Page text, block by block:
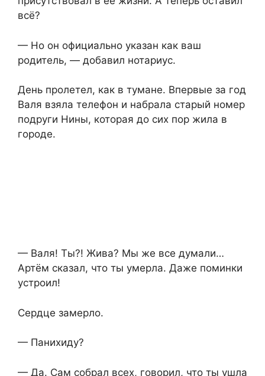
всё?
— Но он официально указан как ваш
родитель, — добавил нотариус.
День пролетел, как в тумане. Впервые за год
Валя взяла телефон и набрала старый номер
подруги Нины, которая до сих пор жила в
городе.
— Валя! Ты?! Жива? Мы же все думали…
Артём сказал, что ты умерла. Даже поминки
устроил!
Сердце замерло.
— Панихиду?
— Да. Сам собрал всех, говорил, что ты ушла